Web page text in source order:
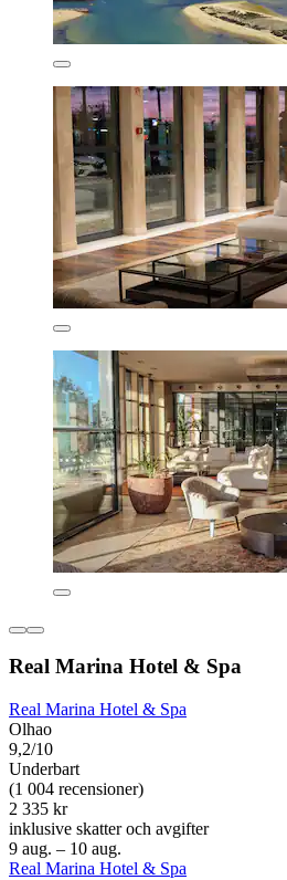
Real Marina Hotel & Spa
Real Marina Hotel & Spa
Olhao
9,2/10
Underbart
(1 004 recensioner)
2 335 kr
inklusive skatter och avgifter
9 aug. – 10 aug.
Real Marina Hotel & Spa